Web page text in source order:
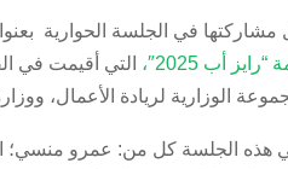
“رايز أب 2025″،
الوزارية لريادة الأعمال،